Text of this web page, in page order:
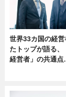
世界33カ国の経営
たトップが語る、
経営者」の共通